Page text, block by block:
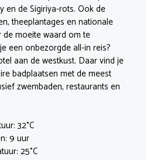
en de Sigiriya-rots. Ook de
theeplantages en nationale
de moeite waard om te
een onbezorgde all-in reis?
aan de westkust. Daar vind je
badplaatsen met de meest
zwembaden, restaurants en
32°C
9 uur
25°C